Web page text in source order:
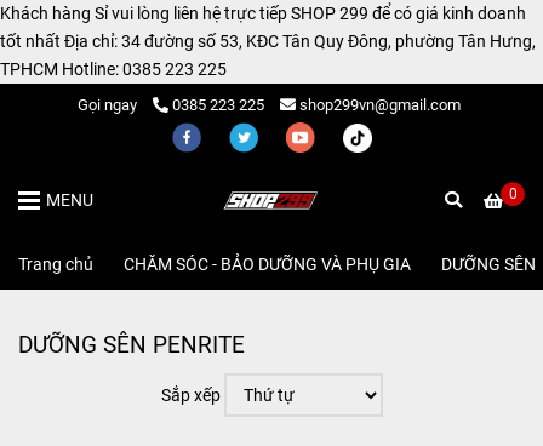
Gọi ngay 0385 223 225 shop299vn@gmail.com
0
MENU
Trang chủ CHĂM SÓC - BẢO DƯỠNG VÀ PHỤ GIA DƯỠNG SÊN
DƯỠNG SÊN PENRITE
Sắp xếp
Khách hàng Sỉ vui lòng liên hệ trực tiếp SHOP 299 để có giá kinh doanh
tốt nhất Địa chỉ: 34 đường số 53, KĐC Tân Quy Đông, phường Tân Hưng,
TPHCM Hotline: 0385 223 225